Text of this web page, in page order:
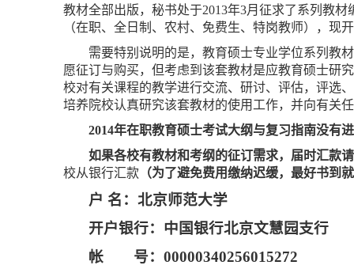
教材全部出版，秘书处于2013年3月征求了系列教材
（在职、全日制、农村、免费生、特岗教师），现
需要特别说明的是，教育硕士专业学位系列教
愿征订与购买，但考虑到该套教材是应教育硕士研
校对有关课程的教学进行交流、研讨、评估，评选
培养院校认真研究该套教材的使用工作，并向有关
2014年在职教育硕士考试大纲与复习指南没有
如果各校有教材和考纲的征订需求，届时汇款
校从银行汇款 （为了避免费用缴纳迟缓，最好书到
户 名：北京师范大学
开户银行：中国银行北京文慧园支行
帐 号：00000340256015272